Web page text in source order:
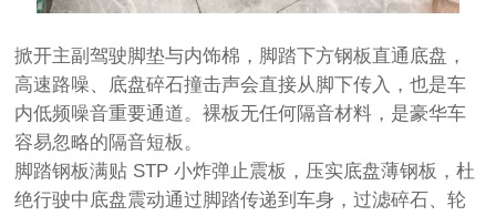
掀开主副驾驶脚垫与内饰棉，脚踏下方钢板直通底盘，
高速路噪、底盘碎石撞击声会直接从脚下传入，也是车
内低频噪音重要通道。裸板无任何隔音材料，是豪华车
容易忽略的隔音短板。
脚踏钢板满贴 STP 小炸弹止震板，压实底盘薄钢板，杜
绝行驶中底盘震动通过脚踏传递到车身，过滤碎石、轮